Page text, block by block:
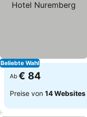
Beliebte Wahl
Ab € 84
Preise von 14 Websites